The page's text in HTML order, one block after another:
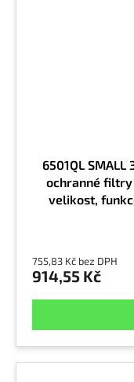
6501QL
ochranné filtry
velikost,
755,83 Kč bez DPH
914,55 Kč